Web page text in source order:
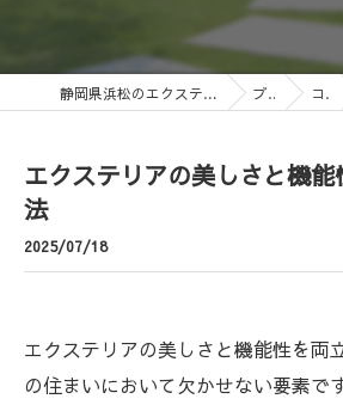
静岡県浜松のエクステリアなら有限会社エムビーズ ブログ コラム
エクステリアの美しさと機
法
2025/07/18
エクステリアの美しさと機能性を両
の住まいにおいて欠かせない要素で